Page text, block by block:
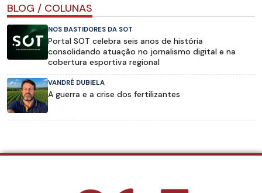
BLOG / COLUNAS
NOS BASTIDORES DA SOT
Portal SOT celebra seis anos de história
consolidando atuação no jornalismo digital e na
cobertura esportiva regional
VANDRÉ DUBIELA
A guerra e a crise dos fertilizantes